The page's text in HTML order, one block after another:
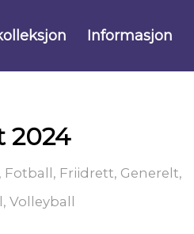
Informasjon
2024
, Fotball , Friidrett, Generelt,
, Volleyball